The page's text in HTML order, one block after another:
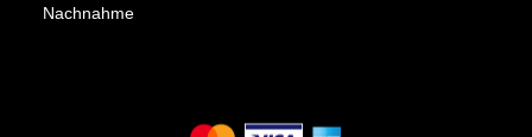
Nachnahme